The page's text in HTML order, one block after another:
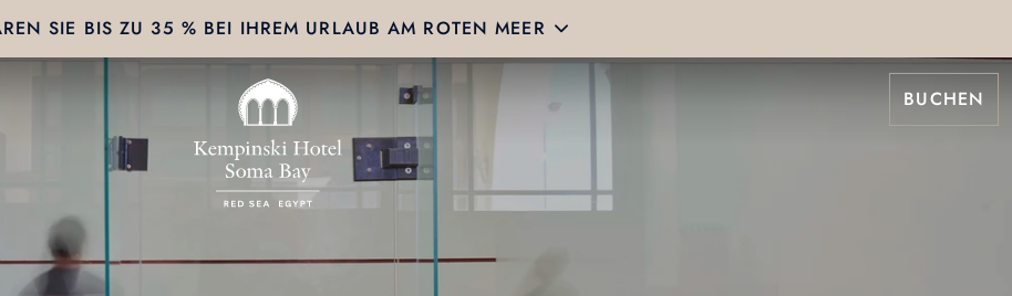
SIE BIS ZU 35 % BEI IHREM URLAUB AM ROTEN MEER
BUCHEN